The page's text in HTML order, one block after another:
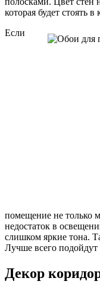
которая будет стоять в
Если
помещение не только
недостаток в
слишком яркие тона.
Лучше всего
Декор